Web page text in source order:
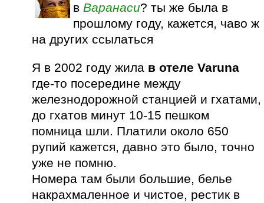
вВаранаси? ты же была в
прошлому году, кажется, чаво ж
на других ссылаться
Я в 2002 году жила в отеле Varuna
где-то посередине между
железнодорожной станцией и гхатами,
до гхатов минут 10-15 пешком
помница шли. Платили около 650
рупий кажется, давно это было, точно
уже не помню.
Номера там были большие, белье
накрахмаленное и чистое, рестик в